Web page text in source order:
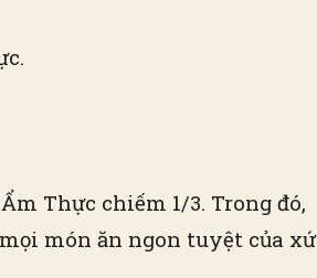
Ẩm Thực chiếm 1/3. Trong đó,
món ăn ngon tuyệt của xứ